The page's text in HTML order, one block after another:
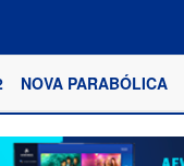
NOVA PARABÓLICA